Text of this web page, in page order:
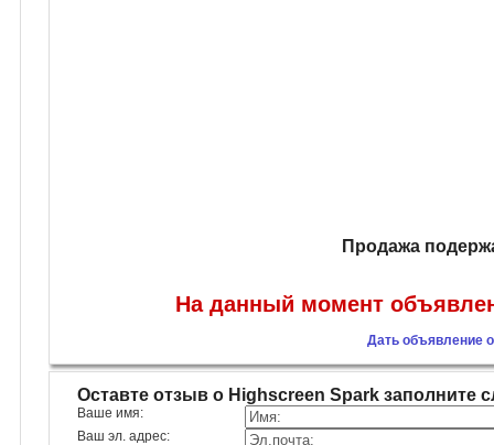
Продажа
На данный момент
Дать объявление
Оставте отзыв о Highscreen Spark
Ваше имя:
Ваш эл. адрес: